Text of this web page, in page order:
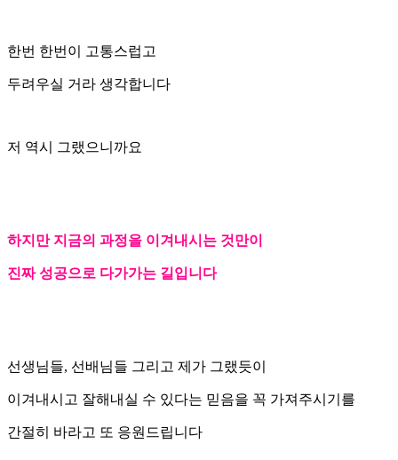
한번 한번이 고통스럽고
두려우실 거라 생각합니다
저 역시 그랬으니까요
하지만 지금의 과정을 이겨내시는 것만이
진짜 성공으로 다가가는 길입니다
선생님들, 선배님들 그리고 제가 그랬듯이
이겨내시고 잘해내실 수 있다는 믿음을 꼭 가져주시기를
간절히 바라고 또 응원드립니다